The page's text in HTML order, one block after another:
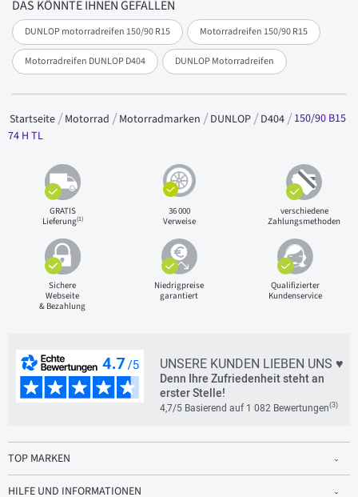
DAS KÖNNTE IHNEN GEFALLEN
DUNLOP motorradreifen 150/90 R15 Motorradreifen 150/90 R15
Motorradreifen DUNLOP D404 DUNLOP Motorradreifen
Startseite Motorrad Motorradmarken DUNLOP D404
150/90 B15
74 H TL
GRATIS
Lieferung(1)
36 000
Verweise
verschiedene
Zahlungsmethoden
Sichere
Webseite
& Bezahlung
Niedrigpreise
garantiert
Qualifizierter
Kundenservice
UNSERE KUNDEN LIEBEN UNS ♥
Denn Ihre Zufriedenheit steht an
erster Stelle!
4,7/5 Basierend auf 1 082 Bewertungen(3)
TOP MARKEN
HILFE UND INFORMATIONEN